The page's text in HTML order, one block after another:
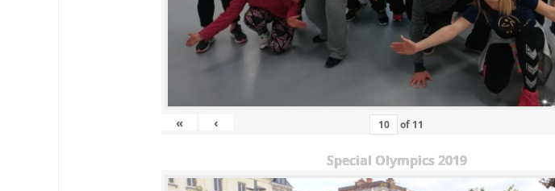
« ‹ of 11
Special Olympics 2019